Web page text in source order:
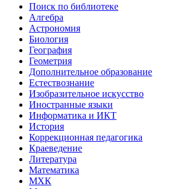
Поиск по библиотеке
Алгебра
Астрономия
Биология
География
Геометрия
Дополнительное образование
Естествознание
Изобразительное искусство
Иностранные языки
Информатика и ИКТ
История
Коррекционная педагогика
Краеведение
Литература
Математика
МХК